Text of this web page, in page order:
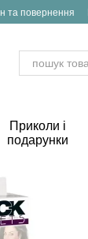
та повернення
Приколи і
подарунки